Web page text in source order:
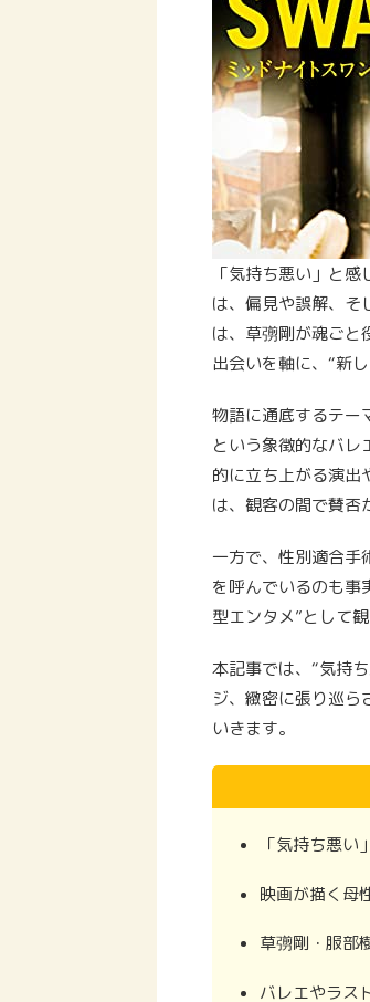
「気持ち悪い」と
は、偏見や誤解、そ
は、草彅剛が魂ごと
出会いを軸に、“新
物語に通底するテー
という象徴的なバレ
的に立ち上がる演出
は、観客の間で賛否
一方で、性別適合手
を呼んでいるのも事
型エンタメ”として
本記事では、“気持
ジ、緻密に張り巡ら
いきます。
「気持ち悪
映画が描く母
草彅剛・服部
バレエやラス